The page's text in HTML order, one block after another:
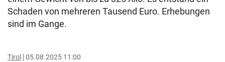
Schaden von mehreren Tausend Euro. Erhebungen
sind im Gange.
Tirol 05.08.2025 11:00